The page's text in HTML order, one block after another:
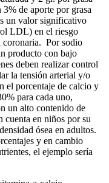
de aporte por grasa
un valor significativo
LDL) en el riesgo
coronaria. Por sodio
producto con bajo
deben realizar control
la tensión arterial y/o
el porcentaje de calcio y
para cada uno,
un alto contenido de
cuenta en niños por su
ósea en adultos.
y en cambio
el ejemplo sería